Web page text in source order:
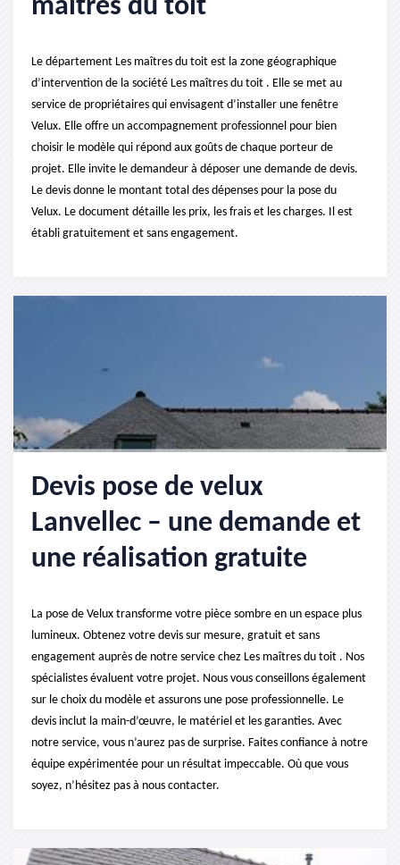
maîtres du toit
Le département Les maîtres du toit est la zone géographique
d’intervention de la société Les maîtres du toit . Elle se met au
service de propriétaires qui envisagent d’installer une fenêtre
Velux. Elle offre un accompagnement professionnel pour bien
choisir le modèle qui répond aux goûts de chaque porteur de
projet. Elle invite le demandeur à déposer une demande de devis.
Le devis donne le montant total des dépenses pour la pose du
Velux. Le document détaille les prix, les frais et les charges. Il est
établi gratuitement et sans engagement.
Devis pose de velux
Lanvellec – une demande et
une réalisation gratuite
La pose de Velux transforme votre pièce sombre en un espace plus
lumineux. Obtenez votre devis sur mesure, gratuit et sans
engagement auprès de notre service chez Les maîtres du toit . Nos
spécialistes évaluent votre projet. Nous vous conseillons également
sur le choix du modèle et assurons une pose professionnelle. Le
devis inclut la main-d’œuvre, le matériel et les garanties. Avec
notre service, vous n’aurez pas de surprise. Faites confiance à notre
équipe expérimentée pour un résultat impeccable. Où que vous
soyez, n’hésitez pas à nous contacter.